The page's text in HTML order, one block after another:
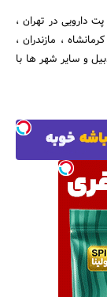
و قوطی پت دارویی در تهران ،
، مازندران ،
و سایر شهر ها با